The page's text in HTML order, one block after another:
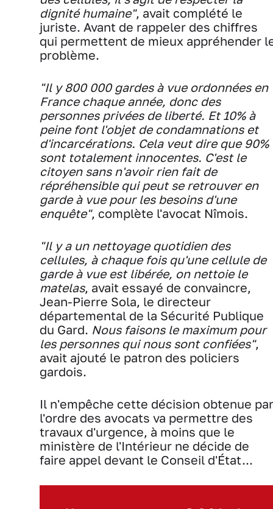
dignité humaine", avait complété le
juriste. Avant de rappeler des chiffres
qui permettent de mieux appréhender
problème.
"Il y 800 000 gardes à vue ordonnées en
France chaque année, donc des
personnes privées de liberté. Et 10% à
peine font l'objet de condamnations et
d'incarcérations. Cela veut dire que 90%
sont totalement innocentes. C'est le
citoyen sans n'avoir rien fait de
répréhensible qui peut se retrouver en
garde à vue pour les besoins d'une
enquête", complète l'avocat Nîmois.
"Il y a un nettoyage quotidien des
cellules, à chaque fois qu'une cellule de
garde à vue est libérée, on nettoie le
matelas, avait essayé de convaincre,
Jean-Pierre Sola, le directeur
départemental de la Sécurité Publique
du Gard. Nous faisons le maximum pour
les personnes qui nous sont confiées",
avait ajouté le patron des policiers
gardois.
Il n'empêche cette décision obtenue par
l'ordre des avocats va permettre des
travaux d'urgence, à moins que le
ministère de l'Intérieur ne décide de
faire appel devant le Conseil d'État...